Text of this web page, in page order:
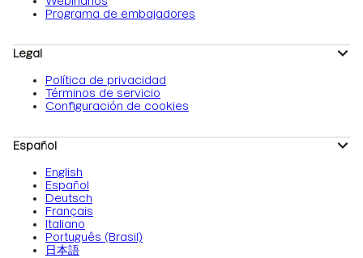
Programa de embajadores
Legal
Política de privacidad
Términos de servicio
Configuración de cookies
Español
English
Español
Deutsch
Français
Italiano
Português (Brasil)
日本語